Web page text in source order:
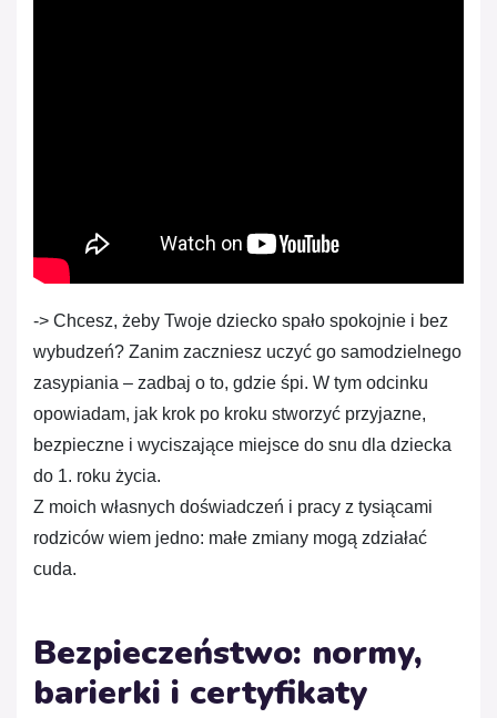
-> Chcesz, żeby Twoje dziecko spało spokojnie i bez
wybudzeń? Zanim zaczniesz uczyć go samodzielnego
zasypiania – zadbaj o to, gdzie śpi. W tym odcinku
opowiadam, jak krok po kroku stworzyć przyjazne,
bezpieczne i wyciszające miejsce do snu dla dziecka
do 1. roku życia.
Z moich własnych doświadczeń i pracy z tysiącami
rodziców wiem jedno: małe zmiany mogą zdziałać
cuda.
Bezpieczeństwo: normy,
barierki i certyfikaty